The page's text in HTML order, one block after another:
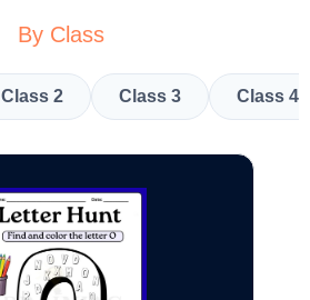
By Class
Class 2 Class 3 Class 4